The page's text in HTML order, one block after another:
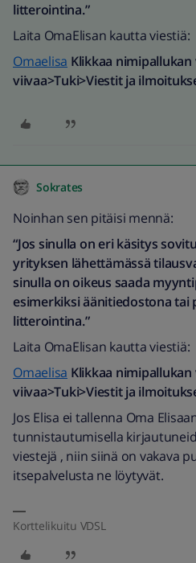
litterointina.”
Laita OmaElisan kautta viestiä:
Omaelisa Klikkaa
viivaa>Tuki>Viestit ja
Sokrates
Noinhan sen pitäisi mennä:
“Jos sinulla on eri käsitys
yrityksen lähettämässä
sinulla on oikeus saada
esimerkiksi äänitiedostona tai
litterointina.”
Laita OmaElisan kautta viestiä:
Omaelisa Klikkaa
viivaa>Tuki>Viestit ja
Jos Elisa ei tallenna Oma
tunnistautumisella
viestejä , niin siinä on vakava
itsepalvelusta ne löytyvät.
Korttelikuitu VDSL